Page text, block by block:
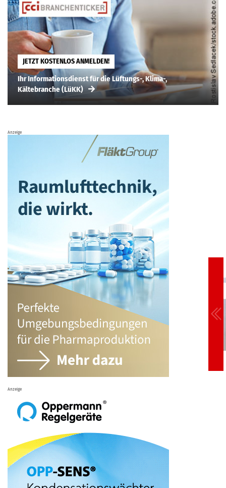
JETZT KOSTENLOS ANMELDEN!
Ihr Informationsdienst für die Lüftungs-, Klima-,
Kältebranche (LüKK)
Anzeige
Anzeige